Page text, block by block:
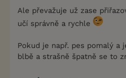
Ale převažuje už zase
učí správně a rychle
Pokud je např. pes pomalý a
blbě a strašně špatně se to